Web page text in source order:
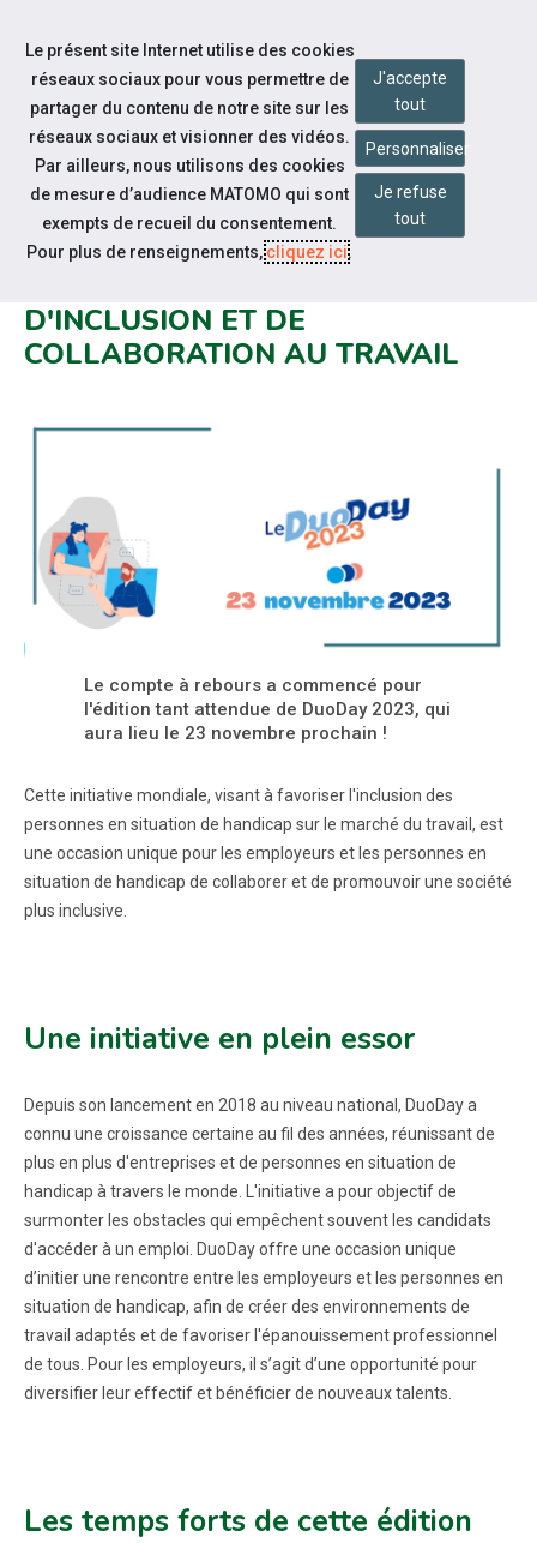
Aller au contenu
Notre actualité
SAVE THE DATE : DUODAY 2023,
D'INCLUSION ET DE
COLLABORATION AU TRAVAIL
Le compte à rebours a commencé pour
l'édition tant attendue de DuoDay 2023, qui
aura lieu le 23 novembre prochain !
Cette initiative mondiale, visant à favoriser l'inclusion des
personnes en situation de handicap sur le marché du travail, est
une occasion unique pour les employeurs et les personnes en
situation de handicap de collaborer et de promouvoir une société
plus inclusive.
Une initiative en plein essor
Depuis son lancement en 2018 au niveau national, DuoDay a
connu une croissance certaine au fil des années, réunissant de
plus en plus d'entreprises et de personnes en situation de
handicap à travers le monde. L'initiative a pour objectif de
surmonter les obstacles qui empêchent souvent les candidats
d'accéder à un emploi. DuoDay offre une occasion unique
d’initier une rencontre entre les employeurs et les personnes en
situation de handicap, afin de créer des environnements de
travail adaptés et de favoriser l'épanouissement professionnel
de tous. Pour les employeurs, il s’agit d’une opportunité pour
diversifier leur effectif et bénéficier de nouveaux talents.
Les temps forts de cette édition
Le présent site Internet utilise des cookies
réseaux sociaux pour vous permettre de
partager du contenu de notre site sur les
réseaux sociaux et visionner des vidéos.
Par ailleurs, nous utilisons des cookies
de mesure d’audience MATOMO qui sont
exempts de recueil du consentement.
Pour plus de renseignements,cliquez ici.
J'accepte
tout
Personnaliser
Je refuse
tout